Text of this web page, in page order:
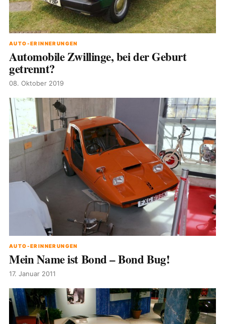
AUTO-ERINNERUNGEN
Automobile Zwillinge, bei der Geburt
getrennt?
08. Oktober 2019
AUTO-ERINNERUNGEN
Mein Name ist Bond – Bond Bug!
17. Januar 2011